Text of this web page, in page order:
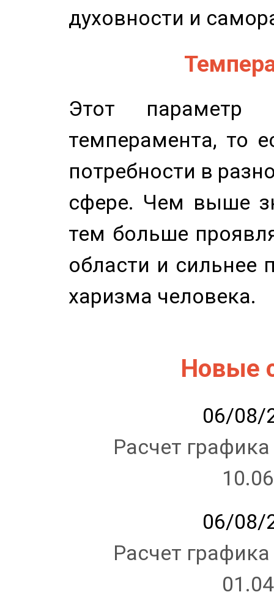
духовности и
Этот параметр
темперамента, то
потребности в
сфере. Чем выше
тем больше
области и сильнее
харизма человека.
Новые
06/08/
Расчет
06/08/
Расчет